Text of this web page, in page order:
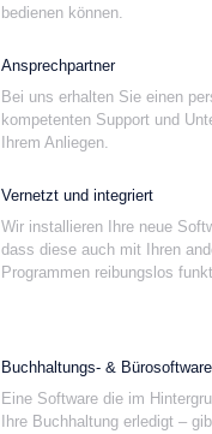
bedienen können.
Ansprechpartner
Bei uns erhalten Sie einen
kompetenten Support und
Ihrem Anliegen.
Vernetzt und integriert
Wir installieren Ihre neue
dass diese auch mit Ihren
Programmen reibungslos
Buchhaltungs- & Bürosoftware
Eine Software die im
Ihre Buchhaltung erledigt –